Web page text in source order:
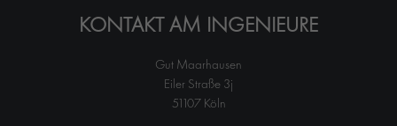
Drop us a line
KONTAKT AM INGENIEURE
Gut Maarhausen
Eiler Straße 3j
51107 Köln